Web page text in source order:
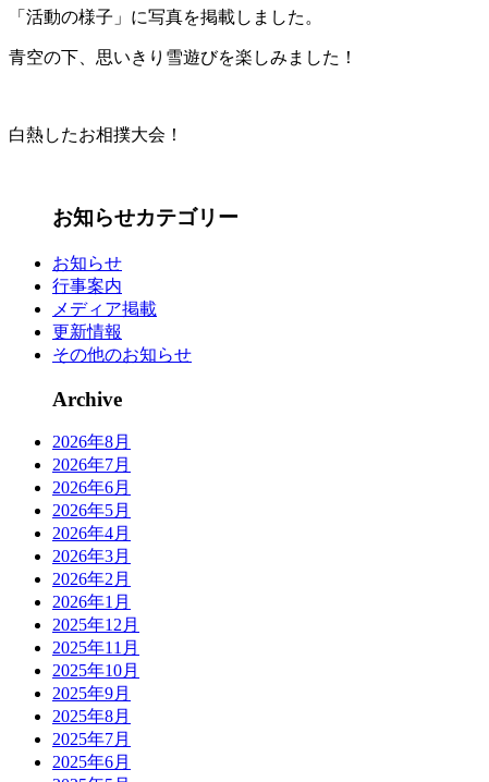
「活動の様子」に写真を掲載しました。
青空の下、思いきり雪遊びを楽しみました！
白熱したお相撲大会！
お知らせカテゴリー
お知らせ
行事案内
メディア掲載
更新情報
その他のお知らせ
Archive
2026年8月
2026年7月
2026年6月
2026年5月
2026年4月
2026年3月
2026年2月
2026年1月
2025年12月
2025年11月
2025年10月
2025年9月
2025年8月
2025年7月
2025年6月